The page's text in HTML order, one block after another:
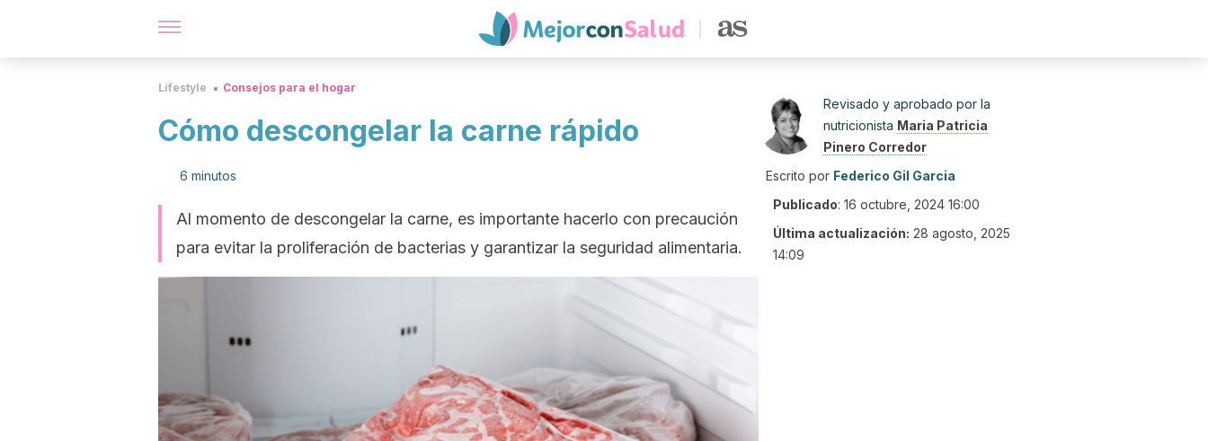
Lifestyle Consejos para el hogar
Cómo descongelar la carne rápido
6 minutos
Al momento de descongelar la carne, es importante hacerlo con precaución
para evitar la proliferación de bacterias y garantizar la seguridad alimentaria.
Revisado y aprobado por la
nutricionista Maria Patricia
Pinero Corredor
Escrito por Federico Gil Garcia
Publicado: 16 octubre, 2024 16:00
Última actualización: 28 agosto, 2025
14:09